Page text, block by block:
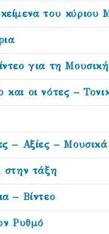
του κύριου
για τη Μουσική
οι νότες –
– Αξίες –
στην τάξη
– Βίντεο
Ρυθμό